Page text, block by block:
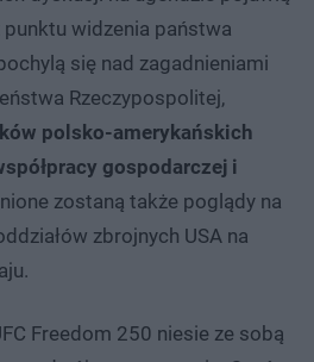
widzenia państwa
się nad zagadnieniami
Rzeczypospolitej,
polsko-amerykańskich
gospodarczej i
zostaną także poglądy na
zbrojnych USA na
Freedom 250 niesie ze sobą